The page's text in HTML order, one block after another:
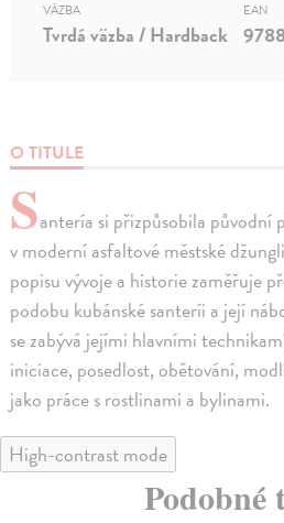
O TITULE
Santería si přizpůsobila
v moderní asfaltové městské
popisu vývoje a historie zaměřuje
podobu kubánské santeríi a její
se zabývá jejími hlavními
iniciace, posedlost, obětování,
jako práce s rostlinami a bylinami.
VÄZBA
Tvrdá väzba / Hardback
EAN
High-contrast mode